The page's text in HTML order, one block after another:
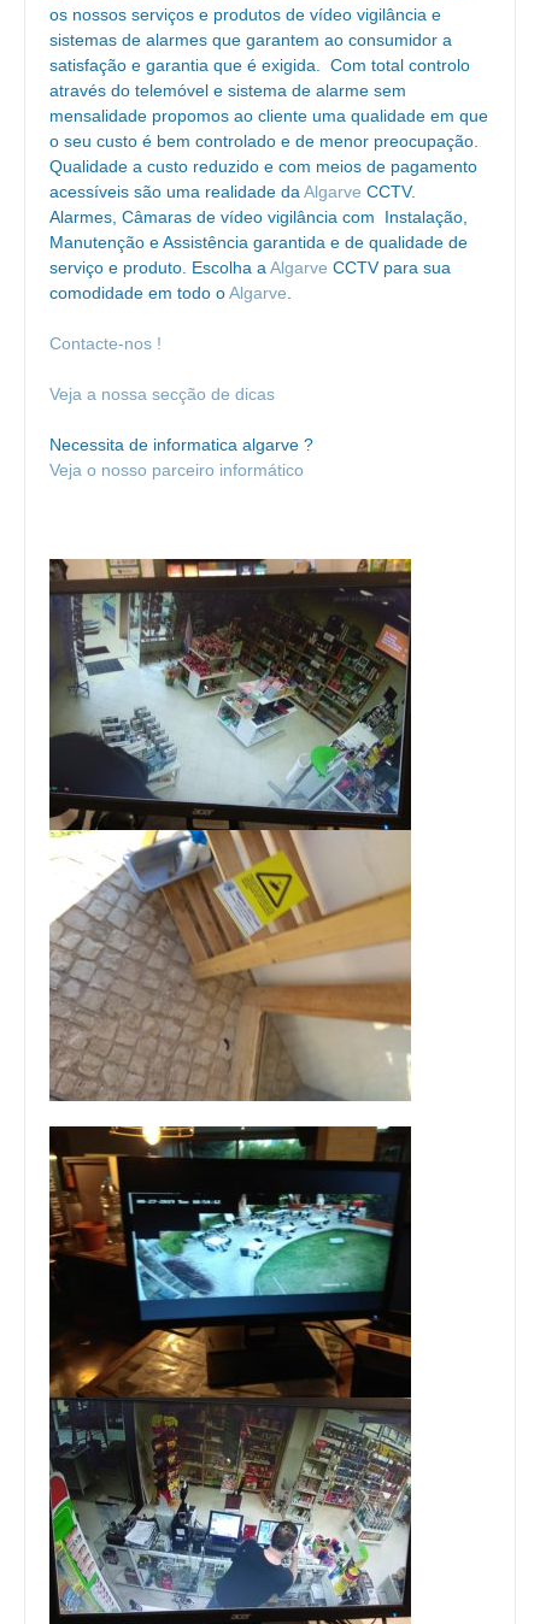
os nossos serviços e produtos de vídeo vigilância e
sistemas de alarmes que garantem ao consumidor a
satisfação e garantia que é exigida. Com total controlo
através do telemóvel e sistema de alarme sem
mensalidade propomos ao cliente uma qualidade em que
o seu custo é bem controlado e de menor preocupação.
Qualidade a custo reduzido e com meios de pagamento
acessíveis são uma realidade da Algarve CCTV.
Alarmes, Câmaras de vídeo vigilância com Instalação,
Manutenção e Assistência garantida e de qualidade de
serviço e produto. Escolha a Algarve CCTV para sua
comodidade em todo oAlgarve
Contacte-nos !
Veja a nossa secção de dicas
Necessita de informatica algarve ?
Veja o nosso parceiro informático